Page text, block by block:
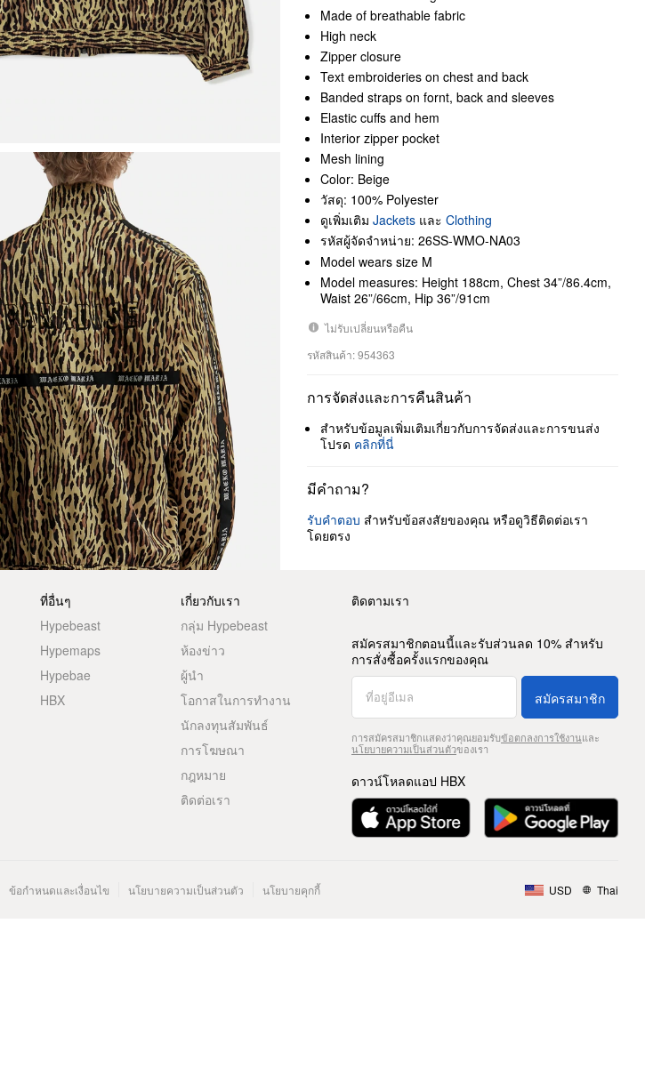
Made of breathable fabric
High neck
Zipper closure
Text embroideries on chest and back
Banded straps on fornt, back and sleeves
Elastic cuffs and hem
Interior zipper pocket
Mesh lining
Color: Beige
วัสดุ: 100% Polyester
ดูเพิ่มเติม Jackets และ Clothing
รหัสผู้จัดจำหน่าย: 26SS-WMO-NA03
Model wears size M
Model measures: Height 188cm, Chest 34”/86.4cm,
Waist 26”/66cm, Hip 36”/91cm
ไม่รับเปลี่ยนหรือคืน
รหัสสินค้า: 954363
การจัดส่งและการคืนสินค้า
สำหรับข้อมูลเพิ่มเติมเกี่ยวกับการจัดส่งและการขนส่ง
โปรด คลิกที่นี่
มีคำถาม?
รับคำตอบ สำหรับข้อสงสัยของคุณ หรือดูวิธีติดต่อเรา
โดยตรง
ที่อื่นๆ
Hypebeast
Hypemaps
Hypebae
HBX
เกี่ยวกับเรา
กลุ่ม Hypebeast
ห้องข่าว
ผู้นำ
โอกาสในการทำงาน
นักลงทุนสัมพันธ์
การโฆษณา
กฎหมาย
ติดต่อเรา
ติดตามเรา
สมัครสมาชิกตอนนี้และรับส่วนลด 10% สำหรับ
การสั่งซื้อครั้งแรกของคุณ
สมัครสมาชิก
การสมัครสมาชิกแสดงว่าคุณยอมรับข้อตกลงการใช้งานและ
นโยบายความเป็นส่วนตัวของเรา
ดาวน์โหลดแอป HBX
ข้อกำหนดและเงื่อนไข นโยบายความเป็นส่วนตัว นโยบายคุกกี้ USD Thai